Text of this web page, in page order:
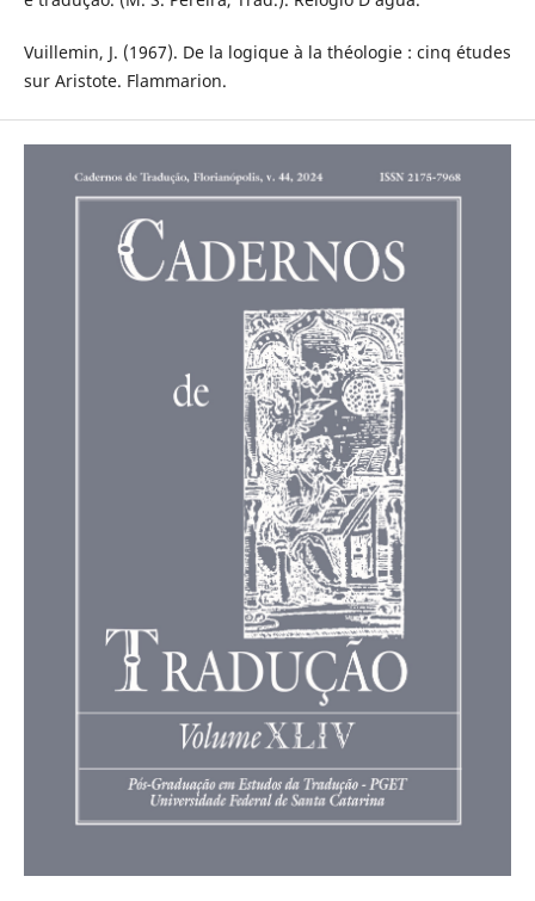
Vuillemin, J. (1967). De la logique à la théologie : cinq études
sur Aristote. Flammarion.